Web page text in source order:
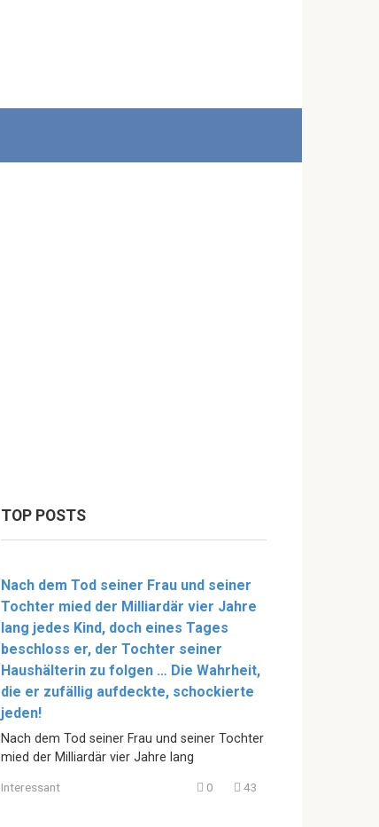
TOP POSTS
Nach dem Tod seiner Frau und seiner
Tochter mied der Milliardär vier Jahre
lang jedes Kind, doch eines Tages
beschloss er, der Tochter seiner
Haushälterin zu folgen … Die Wahrheit,
die er zufällig aufdeckte, schockierte
jeden!
Nach dem Tod seiner Frau und seiner Tochter
mied der Milliardär vier Jahre lang
Interessant 0 43